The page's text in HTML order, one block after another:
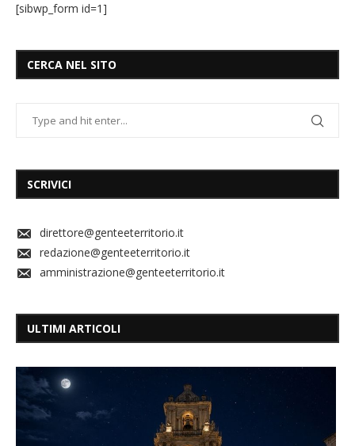
[sibwp_form id=1]
CERCA NEL SITO
SCRIVICI
direttore@genteeterritorio.it
redazione@genteeterritorio.it
amministrazione@genteeterritorio.it
ULTIMI ARTICOLI